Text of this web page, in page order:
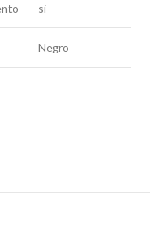
si
Negro